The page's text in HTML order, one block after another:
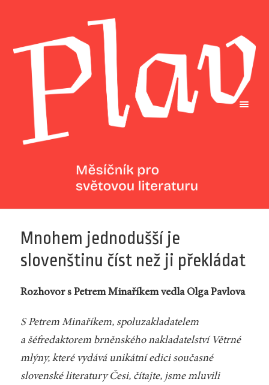
Mnohem jednodušší je
slovenštinu číst než ji překládat
Rozhovor s Petrem Minaříkem vedla Olga Pavlova
S Petrem Minaříkem, spoluzakladatelem
a šéfredaktorem brněnského nakladatelství Větrné
mlýny, které vydává unikátní edici současné
slovenské literatury Česi, čítajte, jsme mluvili